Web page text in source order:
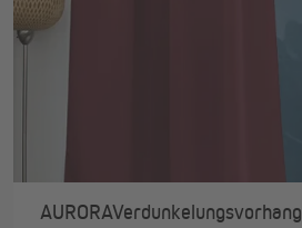
AURORAVerdunkelungsvorhang